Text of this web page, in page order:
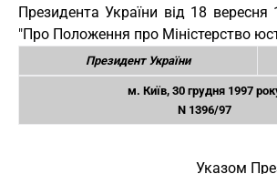
Президента України від 18 вересня
"Про Положення про Міністерство
Президент України
м. Київ, 30 грудня 1997
N 1396/97
Указом